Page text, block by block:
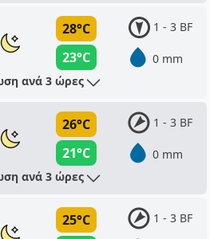
28°C
23°C
1 - 3 BF
0 mm
ανά 3 ώρες
26°C
21°C
1 - 3 BF
0 mm
ανά 3 ώρες
25°C
1 - 3 BF